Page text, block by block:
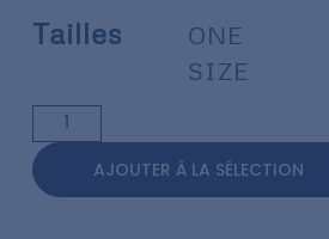
Tailles
ONE
SIZE
AJOUTER À LA SÉLECTION